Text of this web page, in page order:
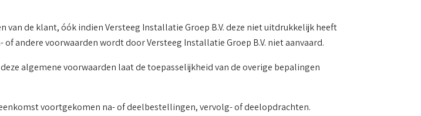
de klant, óók indien Versteeg Installatie Groep B.V. deze niet uitdrukkelijk heeft
andere voorwaarden wordt door Versteeg Installatie Groep B.V. niet aanvaard.
algemene voorwaarden laat de toepasselijkheid van de overige bepalingen
voortgekomen na- of deelbestellingen, vervolg- of deelopdrachten.